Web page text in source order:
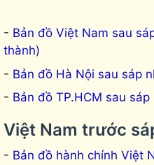
Bản đồ Việt Nam sau
thành)
Bản đồ Hà Nội sau sáp
Bản đồ TP.HCM sau sáp
Việt Nam trước
Bản đồ hành chính Việt